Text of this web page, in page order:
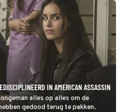
IN AMERICAN ASSASSIN
alles op alles om de
gedood terug te pakken.